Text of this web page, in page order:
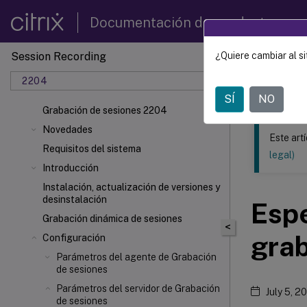
Documentación de productos
Session Recording
2204
Grabación de sesiones 2204
Novedades
Requisitos del sistema
Introducción
Instalación, actualización de versiones y
desinstalación
Grabación dinámica de sesiones
Configuración
Parámetros del agente de Grabación
de sesiones
Parámetros del servidor de Grabación
de sesiones
Este
<
Este
legal)
July 5,
¿Quiere cambiar al
SÍ NO